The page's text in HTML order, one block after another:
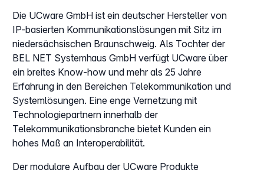
Die UCware GmbH ist ein deutscher Hersteller von
IP-basierten Kommunikationslösungen mit Sitz im
niedersächsischen Braunschweig. Als Tochter der
BEL NET Systemhaus GmbH verfügt UCware über
ein breites Know-how und mehr als 25 Jahre
Erfahrung in den Bereichen Telekommunikation und
Systemlösungen. Eine enge Vernetzung mit
Technologiepartnern innerhalb der
Telekommunikationsbranche bietet Kunden ein
hohes Maß an Interoperabilität.
Der modulare Aufbau der UCware Produkte